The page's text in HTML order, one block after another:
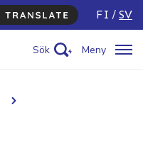
FI SV
Sök Meny